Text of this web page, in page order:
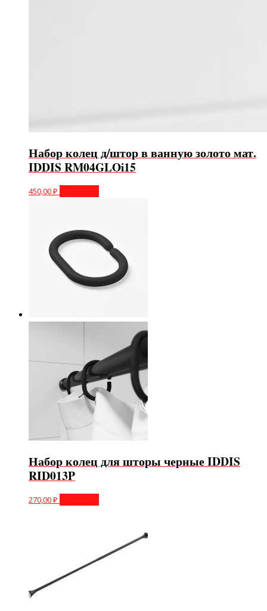
Набор колец д/штор в ванную золото мат.
IDDIS RM04GLOi15
450,00₽
Набор колец для шторы черные IDDIS
RID013P
270,00₽